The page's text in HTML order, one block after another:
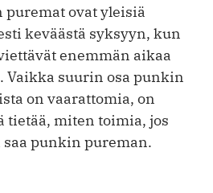
puremat ovat yleisiä
keväästä syksyyn, kun
enemmän aikaa
Vaikka suurin osa punkin
on vaarattomia, on
tietää, miten toimia, jos
saa punkin pureman.